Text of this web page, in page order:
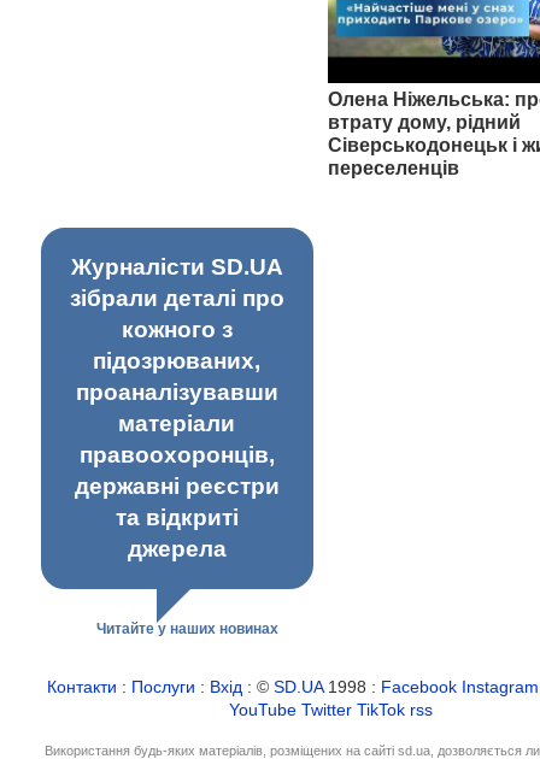
Олена Ніжельська:
втрату дому, рідний
Сіверськодонецьк і
переселенців
Журналісти SD.UA
зібрали деталі про
кожного з
підозрюваних,
проаналізувавши
матеріали
правоохоронців,
державні реєстри
та відкриті
джерела
Читайте у наших новинах
Контакти : Послуги : Вхід : ©SD.UA1998 : Facebook Instagram
YouTube Twitter TikTok rss
Використання будь-яких матеріалів, розміщених на сайті sd.ua, дозволяється